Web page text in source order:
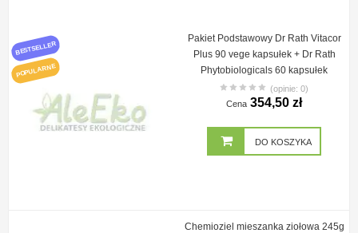
BESTSELLER
POPULARNE
Pakiet Podstawowy Dr Rath Vitacor
Plus 90 vege kapsułek + Dr Rath
Phytobiologicals 60 kapsułek
(opinie: 0)
Cena 354,50 zł
DO KOSZYKA
Chemioziel mieszanka ziołowa 245g